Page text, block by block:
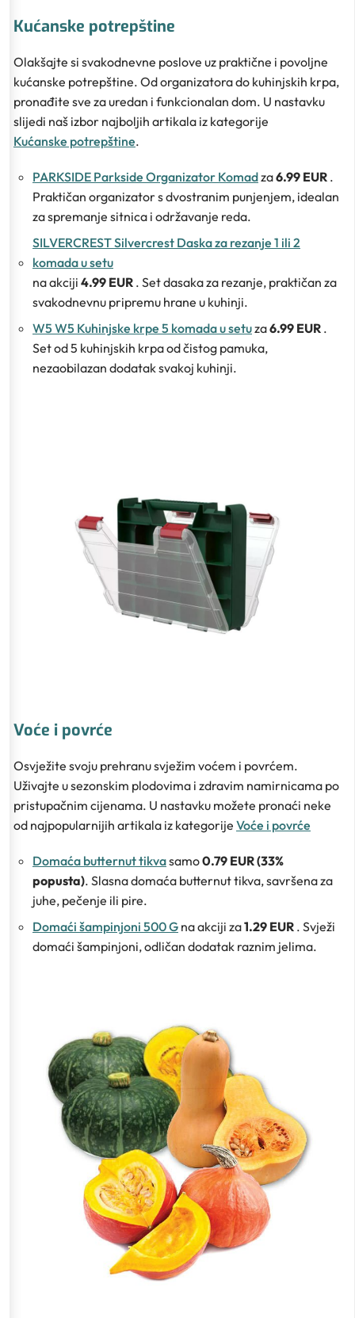
Kućanske potrepštine
Olakšajte si svakodnevne poslove uz praktične i povoljne
kućanske potrepštine. Od organizatora do kuhinjskih krpa,
pronađite sve za uredan i funkcionalan dom. U nastavku
slijedi naš izbor najboljih artikala iz kategorije
Kućanske potrepštine.
PARKSIDE Parkside Organizator Komadza6.99 EUR .
Praktičan organizator s dvostranim punjenjem, idealan
za spremanje sitnica i održavanje reda.
SILVERCREST Silvercrest Daska za rezanje 1 ili 2
komada u setu
na akciji 4.99 EUR . Set dasaka za rezanje, praktičan za
svakodnevnu pripremu hrane u kuhinji.
W5 W5 Kuhinjske krpe 5 komada u setuza6.99 EUR .
Set od 5 kuhinjskih krpa od čistog pamuka,
nezaobilazan dodatak svakoj kuhinji.
Voće i povrće
Osvježite svoju prehranu svježim voćem i povrćem.
Uživajte u sezonskim plodovima i zdravim namirnicama po
pristupačnim cijenama. U nastavku možete pronaći neke
od najpopularnijih artikala iz kategorije Voće i povrće
Domaća butternut tikvasamo0.79 EUR (33%
popusta). Slasna domaća butternut tikva, savršena za
juhe, pečenje ili pire.
Domaći šampinjoni 500 G na akciji za1.29 EUR . Svježi
domaći šampinjoni, odličan dodatak raznim jelima.